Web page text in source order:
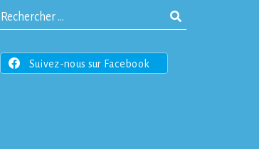
Suivez-nous sur Facebook